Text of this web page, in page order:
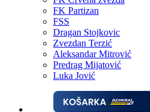
FK Partizan
FSS
Dragan Stojkovic
Zvezdan Terzić
Aleksandar Mitrović
Predrag Mijatović
Luka Jović